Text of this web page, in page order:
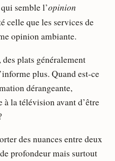
semble l’opinion
celle que les services de
opinion ambiante.
, des plats généralement
plus. Quand est-ce
dérangeante,
à la télévision avant d’être
des nuances entre deux
profondeur mais surtout